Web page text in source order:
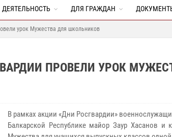
ДЕЯТЕЛЬНОСТЬ ДЛЯ ГРАЖДАН
урок Мужества для школьников
ПРОВЕЛИ УРОК
В рамках акции «Дни Росгвардии»
Балкарской Республике майор Заур Хасанов